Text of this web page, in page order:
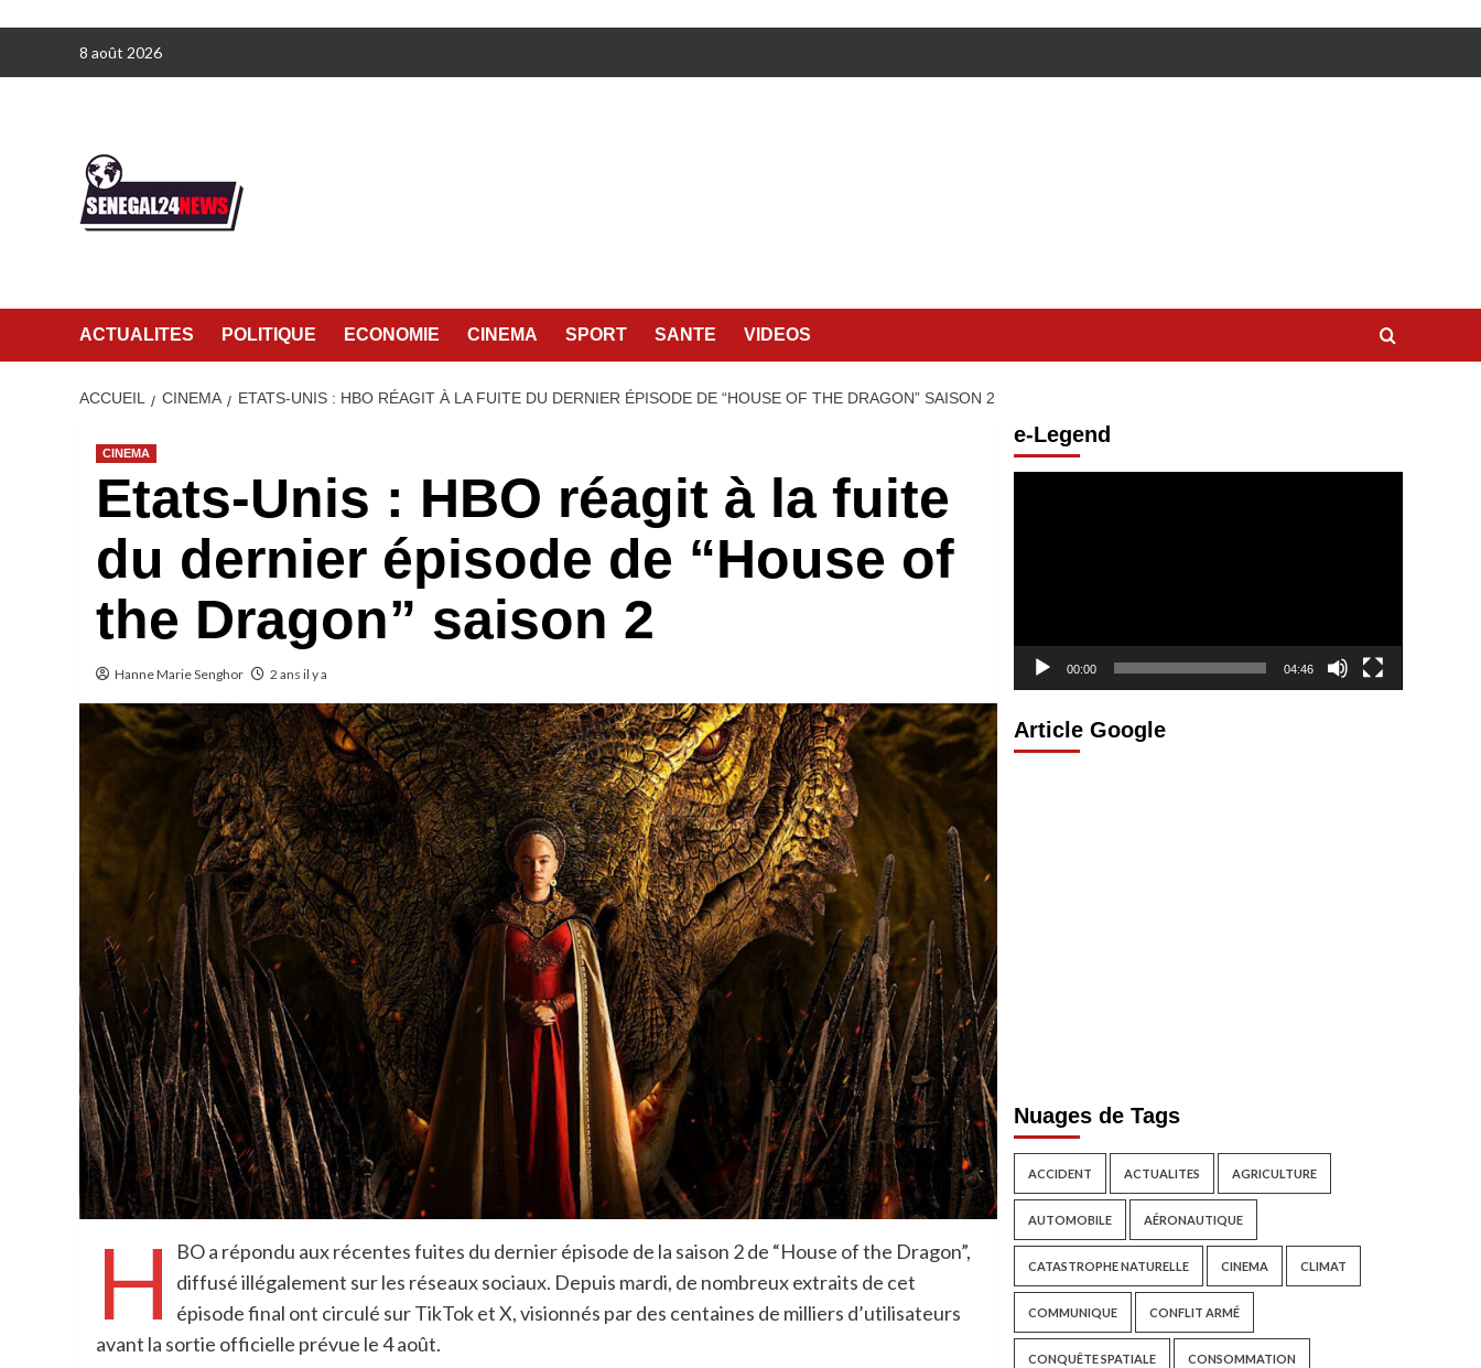
8 août 2026
ACTUALITES POLITIQUE ECONOMIE CINEMA SPORT SANTE VIDEOS
ACCUEIL CINEMA ETATS-UNIS : HBO RÉAGIT À LA FUITE DU DERNIER ÉPISODE DE “HOUSE OF THE DRAGON” SAISON 2
CINEMA
Etats-Unis : HBO réagit à la fuite
du dernier épisode de “House of
the Dragon” saison 2
Hanne Marie Senghor 2 ans il y a
H
BO a répondu aux récentes fuites du dernier épisode de la saison 2 de “House of the Dragon”,
diffusé illégalement sur les réseaux sociaux. Depuis mardi, de nombreux extraits de cet
épisode final ont circulé sur TikTok et X, visionnés par des centaines de milliers d’utilisateurs
avant la sortie officielle prévue le 4 août.
e-Legend
00:00 04:46
Article Google
Nuages de Tags
ACCIDENT ACTUALITES AGRICULTURE
AUTOMOBILE AÉRONAUTIQUE
CATASTROPHE NATURELLE CINEMA CLIMAT
COMMUNIQUE CONFLIT ARMÉ
CONQUÊTE SPATIALE CONSOMMATION